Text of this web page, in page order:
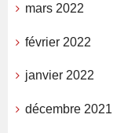
mars 2022
février 2022
janvier 2022
décembre 2021